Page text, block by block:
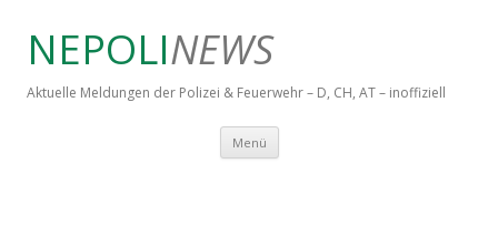
NEPOLINEWS
Aktuelle Meldungen der Polizei & Feuerwehr – D, CH, AT – inoffiziell
Menü Springe zum Inhalt